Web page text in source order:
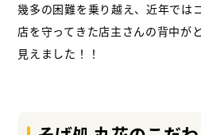
幾多の困難を乗り越え、近年では
店を守ってきた店主さんの背中が
見えました！！